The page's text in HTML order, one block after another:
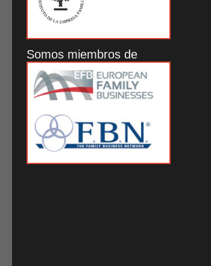
Somos miembros de